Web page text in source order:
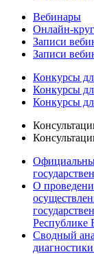
Вебинары
Онлайн-
Записи
Записи
Конкурсы
Конкурсы
Конкурсы
О
Республике
Сводный